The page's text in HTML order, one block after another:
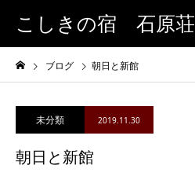
こしきの宿 石原荘
ブログ 朝日と新館
未分類 2019.11.30
朝日と新館